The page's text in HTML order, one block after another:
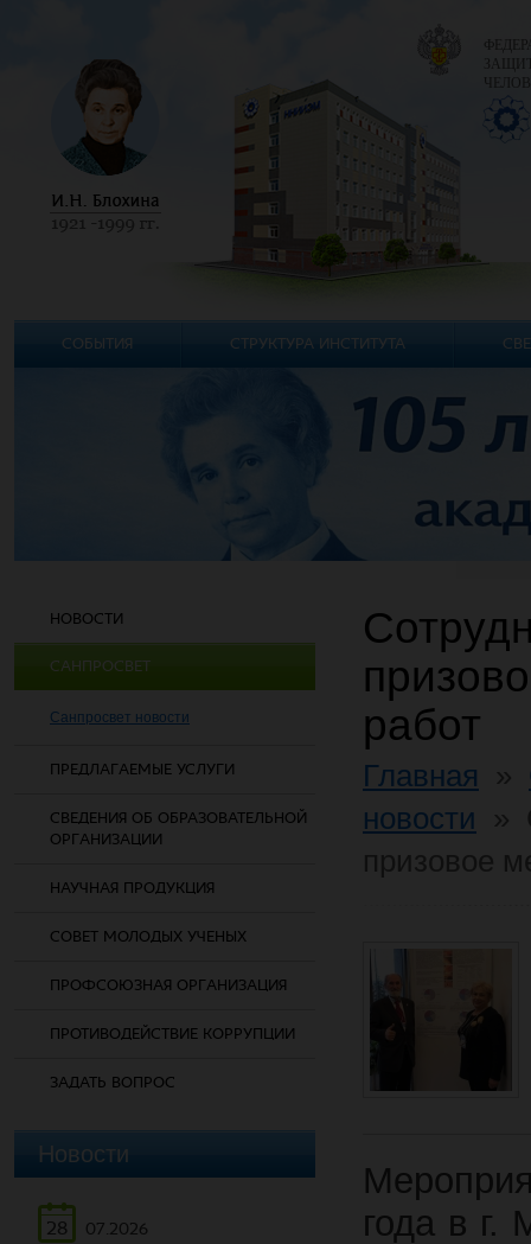
НОВОСТИ
САНПРОСВЕТ
Санпросвет новости
ПРЕДЛАГАЕМЫЕ УСЛУГИ
СВЕДЕНИЯ ОБ ОБРАЗОВАТЕЛЬНОЙ
ОРГАНИЗАЦИИ
НАУЧНАЯ ПРОДУКЦИЯ
СОВЕТ МОЛОДЫХ УЧЕНЫХ
ПРОФСОЮЗНАЯ ОРГАНИЗАЦИЯ
ПРОТИВОДЕЙСТВИЕ КОРРУПЦИИ
ЗАДАТЬ ВОПРОС
Новости
28
07.2026
работ
Главная
новости
года в г.
СОБЫТИЯ СТРУКТУРА ИНСТИТУТА